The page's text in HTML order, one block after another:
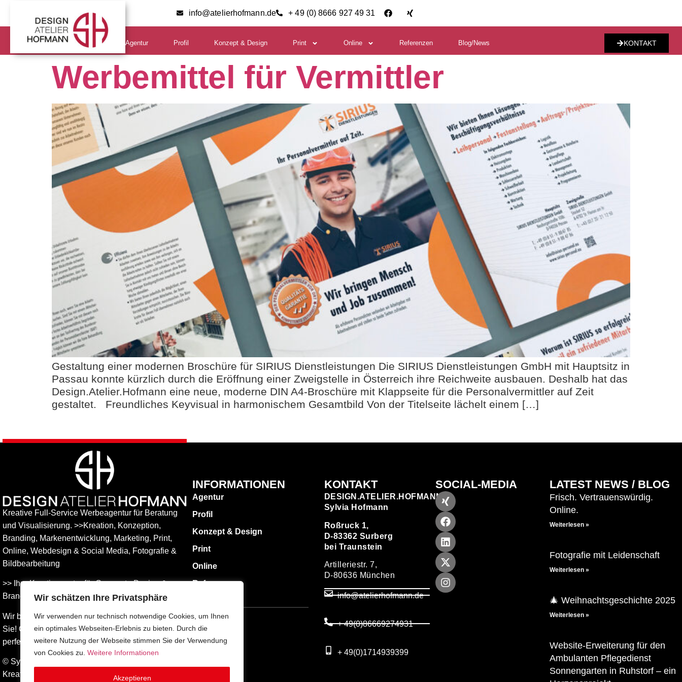
Wir schätzen Ihre Privatsphäre
Wir verwenden nur technisch notwendige Cookies, um Ihnen
ein optimales Webseiten-Erlebnis zu bieten. Durch die
weitere Nutzung der Webseite stimmen Sie der Verwendung
von Cookies zu. Weitere Informationen
Akzeptieren
info@atelierhofmann.de + 49 (0) 8666 927 49 31
KONTAKT
Agentur Profil Konzept & Design Print Online Referenzen Blog/News
Werbemittel für Vermittler
Gestaltung einer modernen Broschüre für SIRIUS Dienstleistungen Die SIRIUS Dienstleistungen GmbH mit Hauptsitz in
Passau konnte kürzlich durch die Eröffnung einer Zweigstelle in Österreich ihre Reichweite ausbauen. Deshalb hat das
Design.Atelier.Hofmann eine neue, moderne DIN A4-Broschüre mit Klappseite für die Personalvermittler auf Zeit
gestaltet. Freundliches Keyvisual in harmonischem Gesamtbild Von der Titelseite lächelt einem […]
Kreative Full-Service Werbeagentur für Beratung
und Visualisierung. >>Kreation, Konzeption,
Branding, Markenentwicklung, Marketing, Print,
Online, Web­design & Social Media, Fotografie &
Bildbear­bei­tung
>> Ihre Kreativagentur für Corporate Design &
Branding Entwicklung – ganz in Ihrer Nähe.
Wir beraten Sie umfassend – und freuen uns auf
Sie! Gemeinsam finden wird die Werbung, die
perfekt zu Ihnen passt.
© Sylvia Hofmann DESIGN.ATELIER.HOFMANN
Kreative Werbeagentur Surberg bei Traunstein –
INFORMATIONEN
Agentur
Profil
Konzept & Design
Print
Online
Referenzen
Impressum
Datenschutz
KONTAKT
DESIGN.ATELIER.HOFMANN
Sylvia Hofmann
Roßruck 1,
D-83362 Surberg
bei Traunstein
Artilleriestr. 7,
D-80636 München
info@atelierhofmann.de
+ 49(0)86669274931
+ 49(0)1714939399
SOCIAL-MEDIA LATEST NEWS / BLOG
Frisch. Vertrauenswürdig.
Online.
Weiterlesen »
Fotografie mit Leidenschaft
Weiterlesen »
🎄 Weihnachtsgeschichte 2025
Weiterlesen »
Website-Erweiterung für den
Ambulanten Pflegedienst
Sonnengarten in Ruhstorf – ein